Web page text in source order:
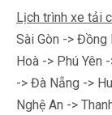
Lịch trình xe tải
Sài Gòn -> Đồng
Hoà -> Phú Yên
-> Đà Nẵng ->
Nghệ An ->